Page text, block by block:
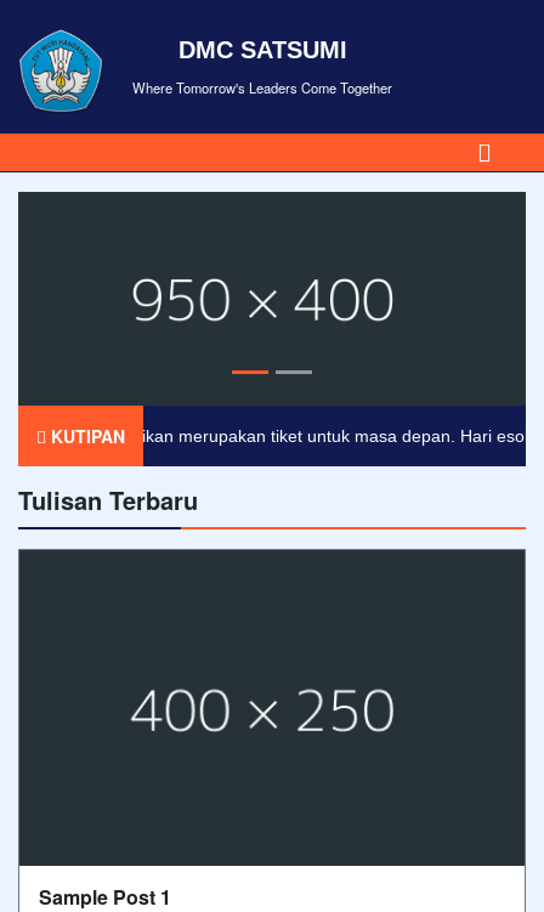
DMC SATSUMI
Where Tomorrow's Leaders Come Together
KUTIPAN
Pendidikan merupakan tiket untuk masa depan. Hari esok
Tulisan Terbaru
Sample Post 1